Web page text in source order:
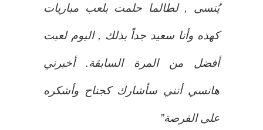
يُنسى , لطالما حلمت بلعب مباريات
كهذه وأنا سعيد جداً بذلك , اليوم لعبت
أفضل من المرة السابقة. أخبرني
هانسي أنني سأشارك كجناح وأشكره
على الفرصة”